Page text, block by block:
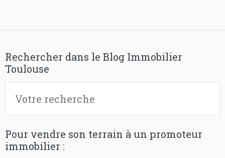
Rechercher dans le Blog Immobilier
Toulouse
Pour vendre son terrain à un promoteur
immobilier :